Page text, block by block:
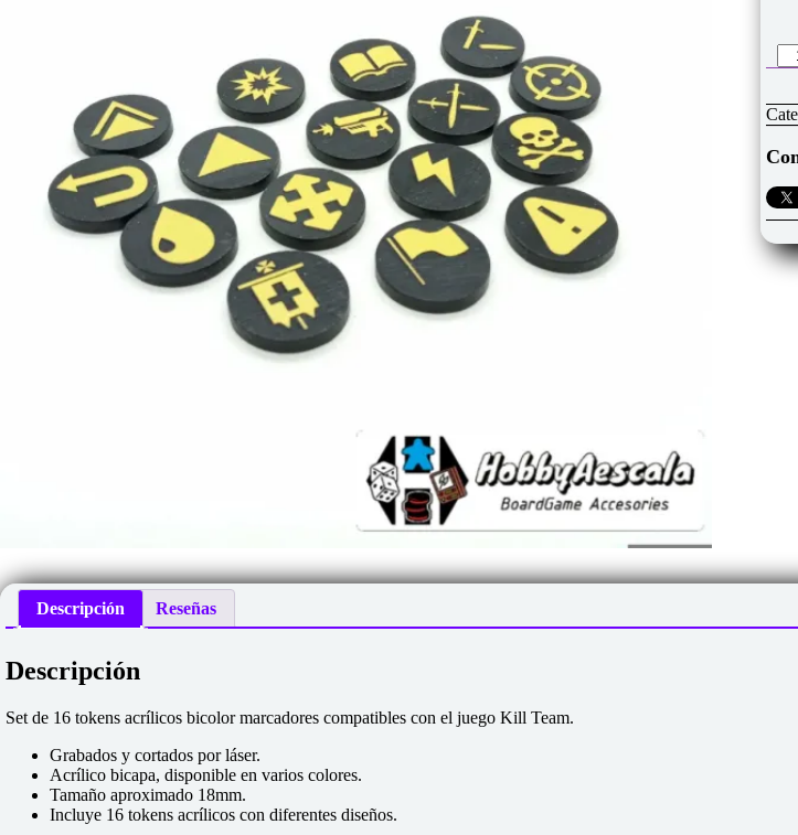
Set
16
Descripción Reseñas
Descripción
Set de 16 tokens acrílicos bicolor marcadores compatibles con el juego Kill Team.
Grabados y cortados por láser.
Acrílico bicapa, disponible en varios colores.
Tamaño aproximado 18mm.
Incluye 16 tokens acrílicos con diferentes diseños.